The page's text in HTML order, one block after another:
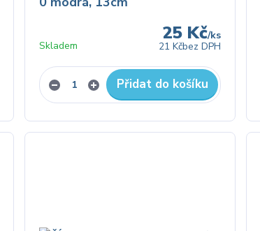
25 Kč/ks
21 Kčbez DPH
Skladem
Přidat do košíku